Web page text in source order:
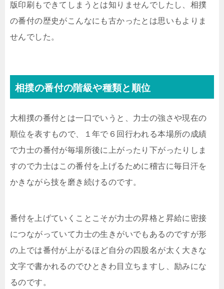
版印刷もできてしまうとは知りませんでしたし、相撲
の番付の歴史がこんなにも古かったとは思いもよりま
せんでした。
相撲の番付の階級や種類と順位
大相撲の番付とは一口でいうと、力士の強さや現在の
順位を表すもので、１年で６回行われる本場所の成績
で力士の番付が毎場所後に上がったり下がったりしま
すので力士はこの番付を上げるために稽古に毎日汗を
かきながら技を磨き続けるのです。
番付を上げていくことこそが力士の昇格と昇給に密接
につながっていて力士の生きがいでもあるのですが形
の上では番付が上がるほど自分の四股名が太く大きな
文字で書かれるのでひときわ目立ちますし、励みにな
るのです。